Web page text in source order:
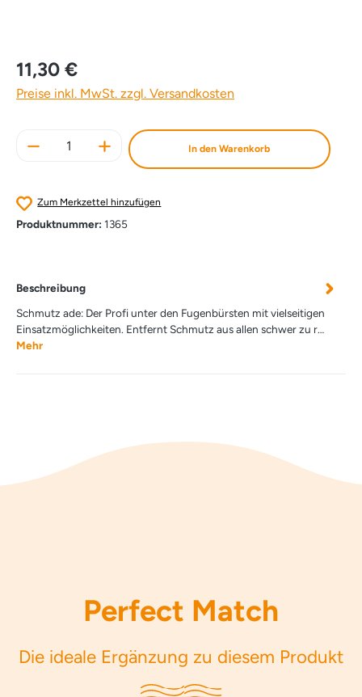
11,30 €
Preise inkl. MwSt. zzgl. Versandkosten
Produkt Anzahl: Gib den gewünschten
In den Warenkorb
Zum Merkzettel hinzufügen
Produktnummer: 1365
Beschreibung
Schmutz ade: Der Profi unter den Fugenbürsten mit vielseitigen
Einsatzmöglichkeiten. Entfernt Schmutz aus allen schwer zu r…
Mehr
Perfect Match
Die ideale Ergänzung zu diesem Produkt